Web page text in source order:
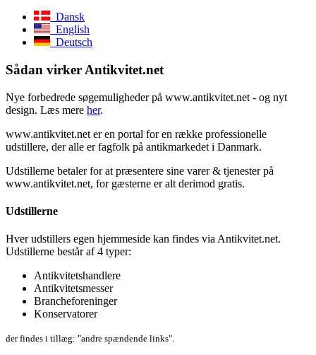
Dansk
English
Deutsch
Sådan virker Antikvitet.net
Nye forbedrede søgemuligheder på www.antikvitet.net - og nyt
design. Læs mere her.
www.antikvitet.net er en portal for en række professionelle
udstillere, der alle er fagfolk på antikmarkedet i Danmark.
Udstillerne betaler for at præsentere sine varer & tjenester på
www.antikvitet.net, for gæsterne er alt derimod gratis.
Udstillerne
Hver udstillers egen hjemmeside kan findes via Antikvitet.net.
Udstillerne består af 4 typer:
Antikvitetshandlere
Antikvitetsmesser
Brancheforeninger
Konservatorer
der findes i tillæg: "andre spændende links".